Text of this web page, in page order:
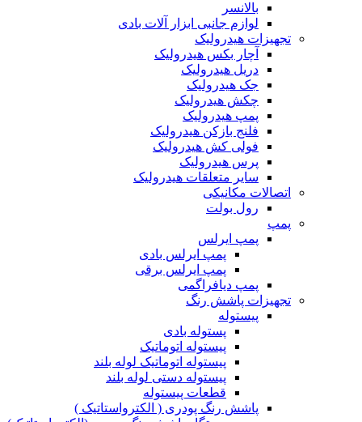
بالانسر
لوازم جانبی ابزار آلات بادی
تجهیزات هیدرولیک
آچار بکس هیدرولیک
دریل هیدرولیک
جک هیدرولیک
چکش هیدرولیک
پمپ هیدرولیک
فلنج بازکن هیدرولیک
فولی کش هیدرولیک
پرس هیدرولیک
سایر متعلقات هیدرولیک
اتصالات مکانیکی
رول بولت
پمپ
پمپ ایرلس
پمپ ایرلس بادی
پمپ ایرلس برقی
پمپ دیافراگمی
تجهیزات پاشش رنگ
پیستوله
پستوله بادی
پیستوله اتوماتیک
پیستوله اتوماتیک لوله بلند
پیستوله دستی لوله بلند
قطعات پیستوله
پاشش رنگ پودری ( الکترواستاتیک )